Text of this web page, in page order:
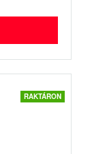
RAKTÁRON